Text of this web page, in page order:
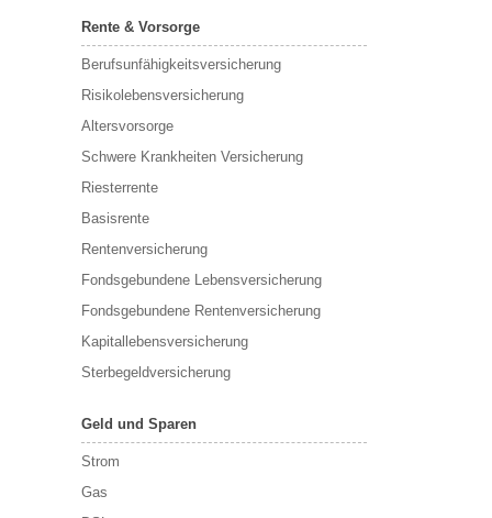
Rente & Vorsorge
Berufs­unfähigkeitsversicherung
Risikolebensversicherung
Altersvorsorge
Schwere Krankheiten Versicherung
Riesterrente
Basisrente
Rentenversicherung
Fondsgebundene Lebensversicherung
Fondsgebundene Rentenversicherung
Kapitallebensversicherung
Sterbegeldversicherung
Geld und Sparen
Strom
Gas